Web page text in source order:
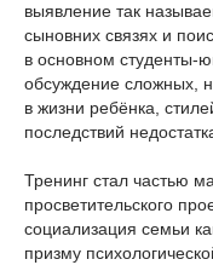
выявление так
сыновних связях и
в основном студенты-
обсуждение сложных,
в жизни ребёнка,
последствий
Тренинг стал частью
просветительского
социализация семьи
призму